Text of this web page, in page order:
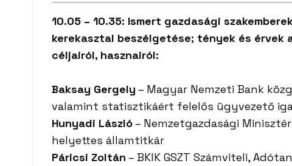
10.05 – 10.35: Ismert gazdasági
kerekasztal beszélgetése; tények és érvek
céljairól, hasznairól:
Baksay Gergely – Magyar Nemzeti Bank
valamint statisztikáért felelős ügyvezető
Hunyadi László – Nemzetgazdasági
helyettes államtitkár
Páricsi Zoltán – BKIK GSZT Számviteli,